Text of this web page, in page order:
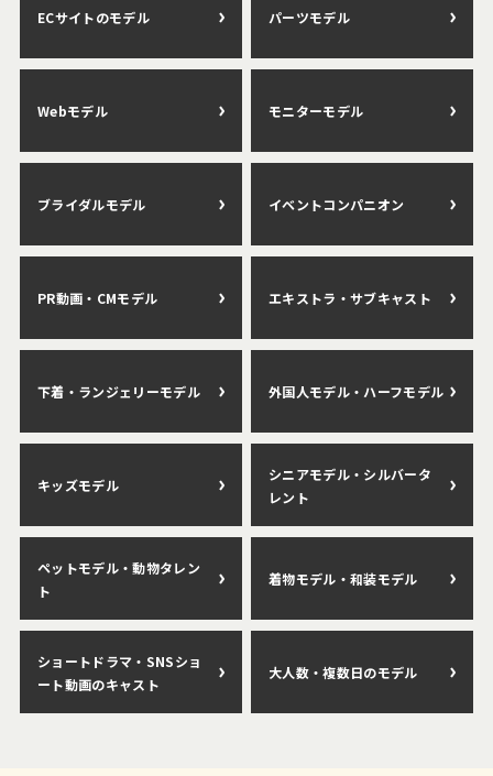
ECサイトのモデル パーツモデル
Webモデル モニターモデル
ブライダルモデル イベントコンパニオン
PR動画・CMモデル エキストラ・サブキャスト
下着・ランジェリーモデル 外国人モデル・ハーフモデル
キッズモデル
シニアモデル・シルバータ
レント
ペットモデル・動物タレン
ト
着物モデル・和装モデル
ショートドラマ・SNSショ
ート動画のキャスト
大人数・複数日のモデル